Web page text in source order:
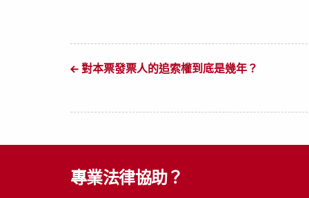
對本票發票人的追索權到底是幾年？
專業法律協助？